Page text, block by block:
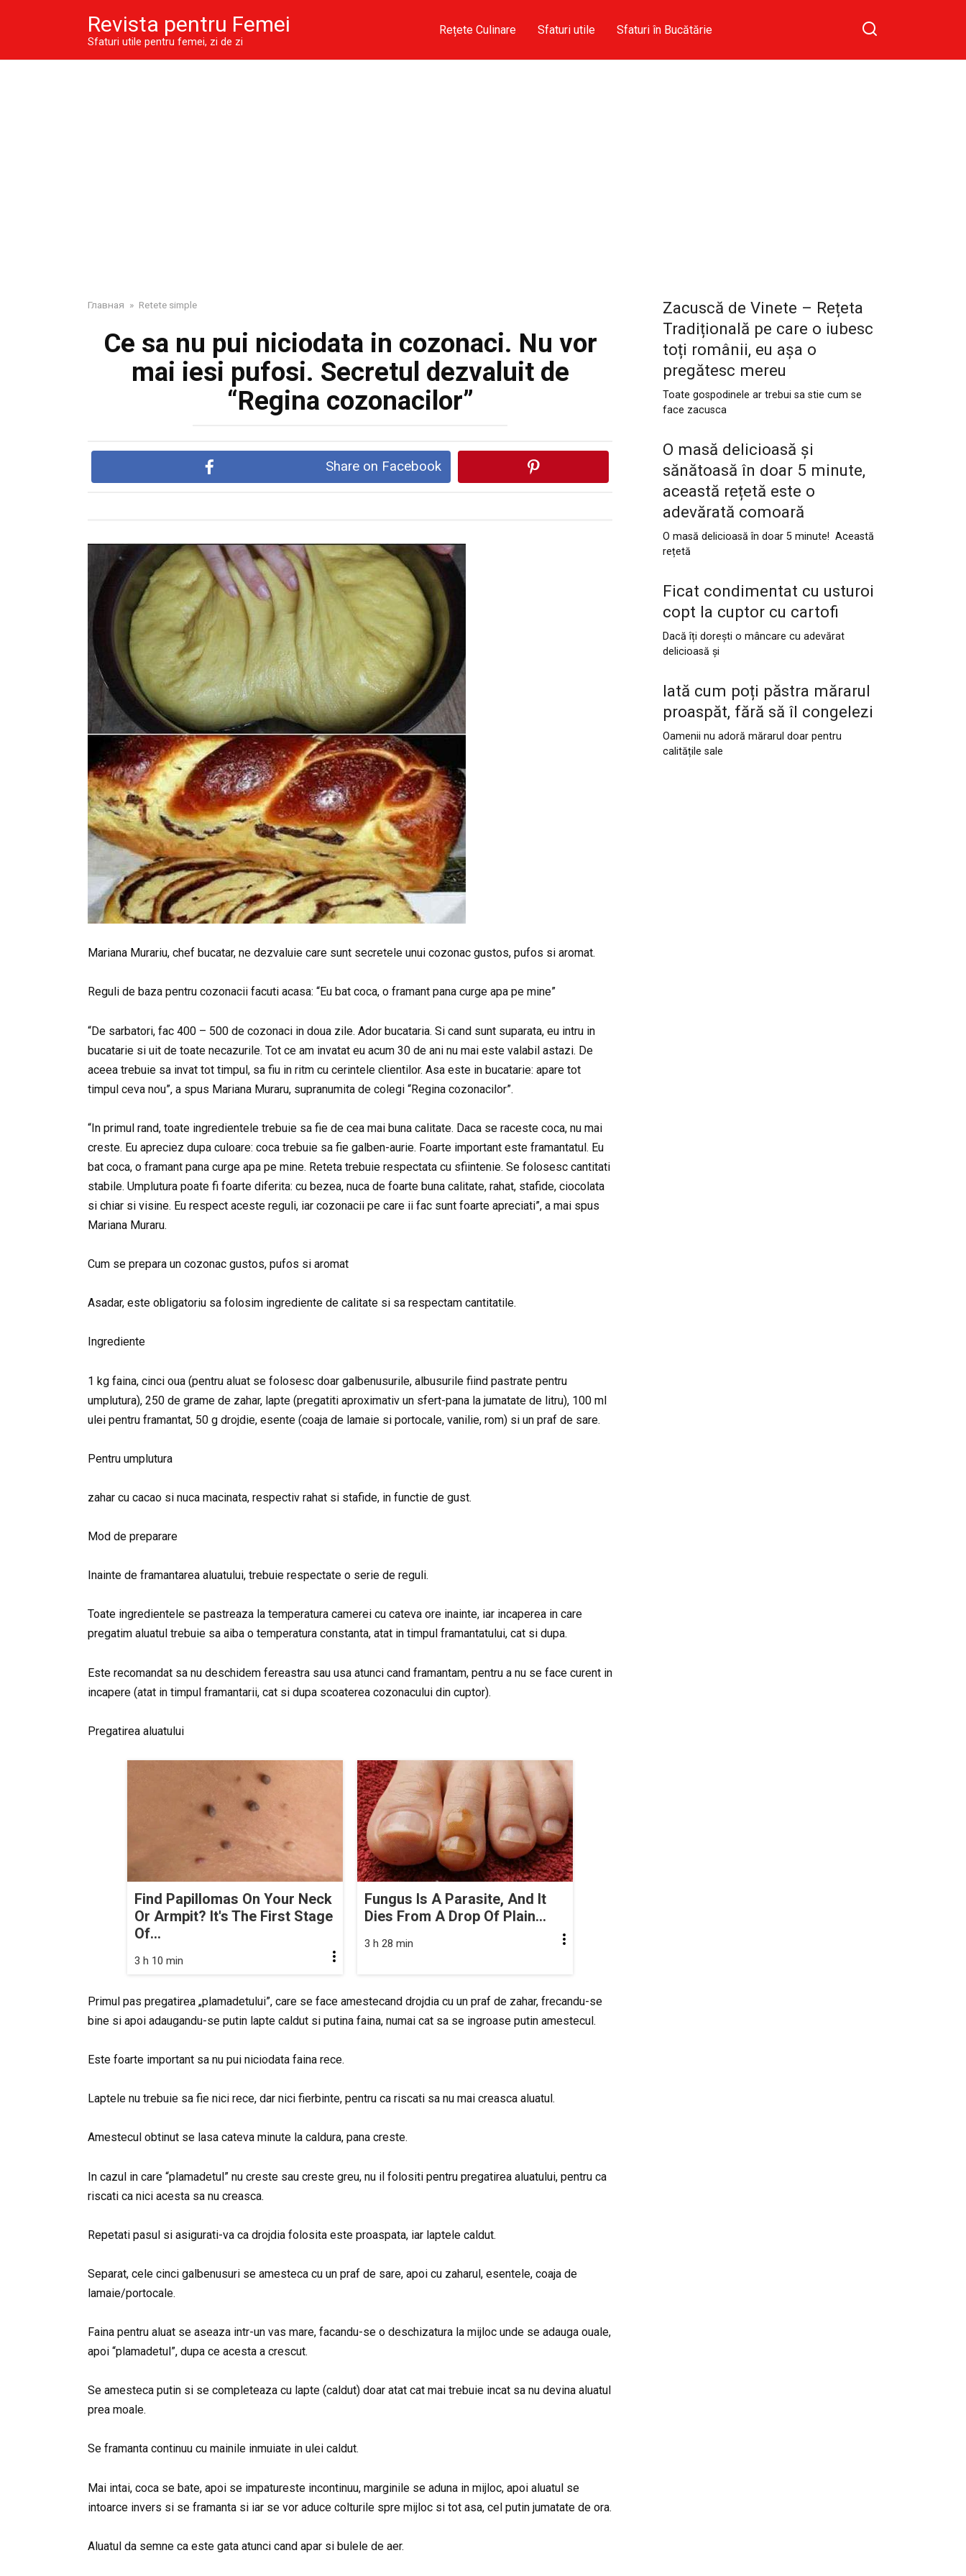
Revista pentru Femei
Sfaturi utile pentru femei, zi de zi
Rețete Culinare Sfaturi utile Sfaturi în Bucătărie
Главная » Retete simple
Ce sa nu pui niciodata in cozonaci. Nu vor
mai iesi pufosi. Secretul dezvaluit de
“Regina cozonacilor”
Share on Facebook
Mariana Murariu, chef bucatar, ne dezvaluie care sunt secretele unui cozonac gustos, pufos si aromat.
Reguli de baza pentru cozonacii facuti acasa: “Eu bat coca, o framant pana curge apa pe mine”
“De sarbatori, fac 400 – 500 de cozonaci in doua zile. Ador bucataria. Si cand sunt suparata, eu intru in
bucatarie si uit de toate necazurile. Tot ce am invatat eu acum 30 de ani nu mai este valabil astazi. De
aceea trebuie sa invat tot timpul, sa fiu in ritm cu cerintele clientilor. Asa este in bucatarie: apare tot
timpul ceva nou”, a spus Mariana Muraru, supranumita de colegi “Regina cozonacilor”.
“In primul rand, toate ingredientele trebuie sa fie de cea mai buna calitate. Daca se raceste coca, nu mai
creste. Eu apreciez dupa culoare: coca trebuie sa fie galben-aurie. Foarte important este framantatul. Eu
bat coca, o framant pana curge apa pe mine. Reteta trebuie respectata cu sfiintenie. Se folosesc cantitati
stabile. Umplutura poate fi foarte diferita: cu bezea, nuca de foarte buna calitate, rahat, stafide, ciocolata
si chiar si visine. Eu respect aceste reguli, iar cozonacii pe care ii fac sunt foarte apreciati”, a mai spus
Mariana Muraru.
Cum se prepara un cozonac gustos, pufos si aromat
Asadar, este obligatoriu sa folosim ingrediente de calitate si sa respectam cantitatile.
Ingrediente
1 kg faina, cinci oua (pentru aluat se folosesc doar galbenusurile, albusurile fiind pastrate pentru
umplutura), 250 de grame de zahar, lapte (pregatiti aproximativ un sfert-pana la jumatate de litru), 100 ml
ulei pentru framantat, 50 g drojdie, esente (coaja de lamaie si portocale, vanilie, rom) si un praf de sare.
Pentru umplutura
zahar cu cacao si nuca macinata, respectiv rahat si stafide, in functie de gust.
Mod de preparare
Inainte de framantarea aluatului, trebuie respectate o serie de reguli.
Toate ingredientele se pastreaza la temperatura camerei cu cateva ore inainte, iar incaperea in care
pregatim aluatul trebuie sa aiba o temperatura constanta, atat in timpul framantatului, cat si dupa.
Este recomandat sa nu deschidem fereastra sau usa atunci cand framantam, pentru a nu se face curent in
incapere (atat in timpul framantarii, cat si dupa scoaterea cozonacului din cuptor).
Pregatirea aluatului
Find Papillomas On Your Neck
Or Armpit? It's The First Stage
Of...
3 h 10 min
Fungus Is A Parasite, And It
Dies From A Drop Of Plain...
3 h 28 min
Primul pas pregatirea „plamadetului”, care se face amestecand drojdia cu un praf de zahar, frecandu-se
bine si apoi adaugandu-se putin lapte caldut si putina faina, numai cat sa se ingroase putin amestecul.
Este foarte important sa nu pui niciodata faina rece.
Laptele nu trebuie sa fie nici rece, dar nici fierbinte, pentru ca riscati sa nu mai creasca aluatul.
Amestecul obtinut se lasa cateva minute la caldura, pana creste.
In cazul in care “plamadetul” nu creste sau creste greu, nu il folositi pentru pregatirea aluatului, pentru ca
riscati ca nici acesta sa nu creasca.
Repetati pasul si asigurati-va ca drojdia folosita este proaspata, iar laptele caldut.
Separat, cele cinci galbenusuri se amesteca cu un praf de sare, apoi cu zaharul, esentele, coaja de
lamaie/portocale.
Faina pentru aluat se aseaza intr-un vas mare, facandu-se o deschizatura la mijloc unde se adauga ouale,
apoi “plamadetul”, dupa ce acesta a crescut.
Se amesteca putin si se completeaza cu lapte (caldut) doar atat cat mai trebuie incat sa nu devina aluatul
prea moale.
Se framanta continuu cu mainile inmuiate in ulei caldut.
Mai intai, coca se bate, apoi se impatureste incontinuu, marginile se aduna in mijloc, apoi aluatul se
intoarce invers si se framanta si iar se vor aduce colturile spre mijloc si tot asa, cel putin jumatate de ora.
Aluatul da semne ca este gata atunci cand apar si bulele de aer.
Zacuscă de Vinete – Rețeta
Tradițională pe care o iubesc
toți românii, eu așa o
pregătesc mereu
Toate gospodinele ar trebui sa stie cum se
face zacusca
O masă delicioasă și
sănătoasă în doar 5 minute,
această rețetă este o
adevărată comoară
O masă delicioasă în doar 5 minute! Această
rețetă
Ficat condimentat cu usturoi
copt la cuptor cu cartofi
Dacă îți dorești o mâncare cu adevărat
delicioasă și
Iată cum poți păstra mărarul
proaspăt, fără să îl congelezi
Oamenii nu adoră mărarul doar pentru
calitățile sale